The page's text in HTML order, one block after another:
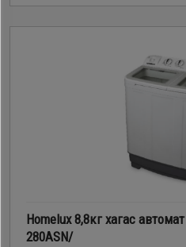
Homelux 8,8кг хагас
280ASN/